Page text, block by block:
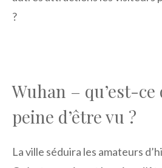
?
Wuhan – qu’est-
peine d’être vu ?
La ville séduira les amateurs